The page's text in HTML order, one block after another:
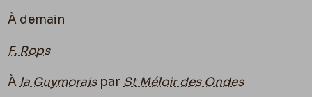
À demain
F. Rops
À la Guymoraispar St Méloir des Ondes